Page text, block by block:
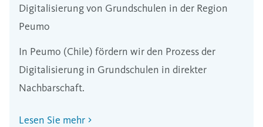
Digitalisierung von Grundschulen in der Region
Peumo
In Peumo (Chile) fördern wir den Prozess der
Digitalisierung in Grundschulen in direkter
Nachbarschaft.
Lesen Sie mehr